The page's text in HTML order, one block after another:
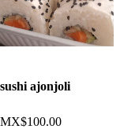
sushi ajonjoli
MX$100.00